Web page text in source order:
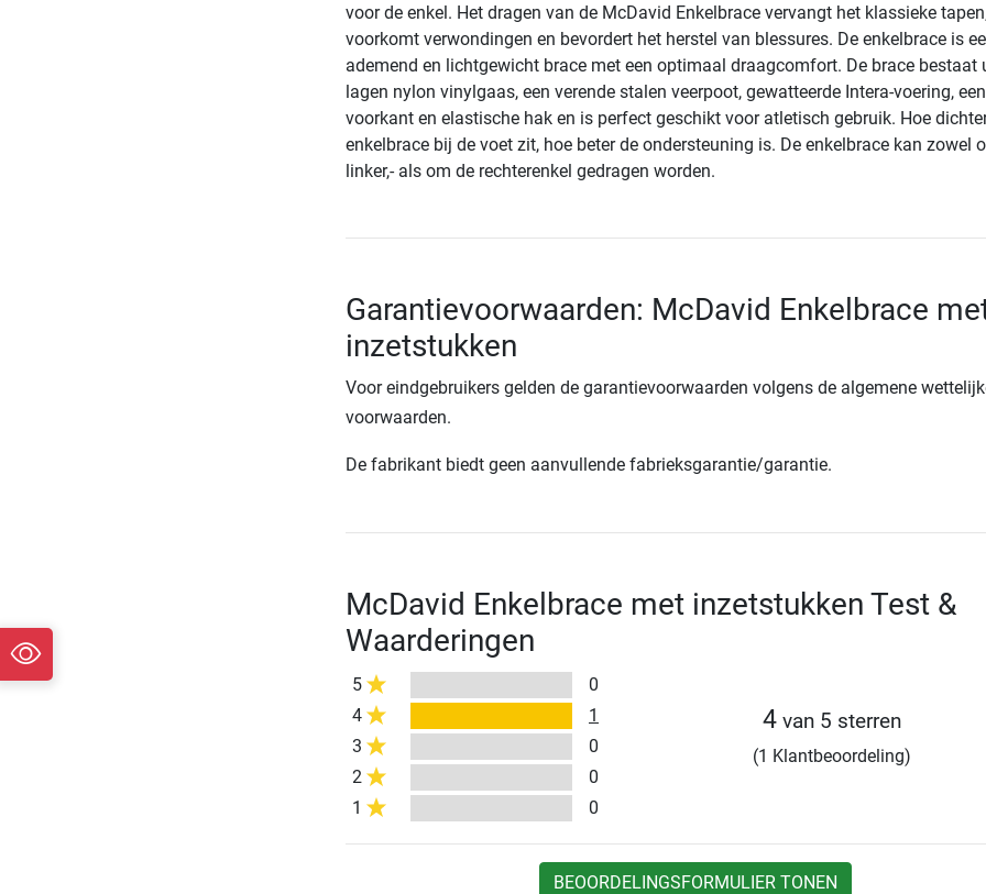
voor de enkel. Het dragen van de McDavid Enkelbrace vervangt het klassieke
voorkomt verwondingen en bevordert het herstel van blessures. De enkelbrace is
ademend en lichtgewicht brace met een optimaal draagcomfort. De brace bestaat
lagen nylon vinylgaas, een verende stalen veerpoot, gewatteerde Intera-voering,
voorkant en elastische hak en is perfect geschikt voor atletisch gebruik. Hoe
enkelbrace bij de voet zit, hoe beter de ondersteuning is. De enkelbrace kan zowel
linker,- als om de rechterenkel gedragen worden.
Garantievoorwaarden: McDavid Enkelbrace
inzetstukken
Voor eindgebruikers gelden de garantievoorwaarden volgens de algemene
voorwaarden.
De fabrikant biedt geen aanvullende fabrieksgarantie/garantie.
McDavid Enkelbrace met inzetstukken Test &
Waarderingen
5
0
4
1
3
0
2
0
1
0
4 van 5 sterren
(1 Klantbeoordeling)
BEOORDELINGSFORMULIER TONEN